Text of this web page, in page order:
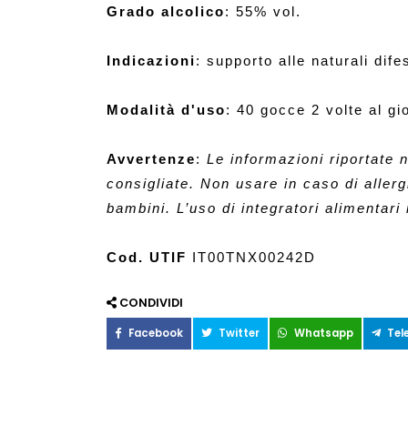
Grado alcolico: 55% vol.
Indicazioni: supporto alle naturali
Modalità d'uso: 40 gocce 2 volte al
Avvertenze: Le informazioni riportate
consigliate. Non usare in caso di
bambini. L’uso di integratori
Cod. UTIF IT00TNX00242D
CONDIVIDI
Facebook Twitter Whatsapp